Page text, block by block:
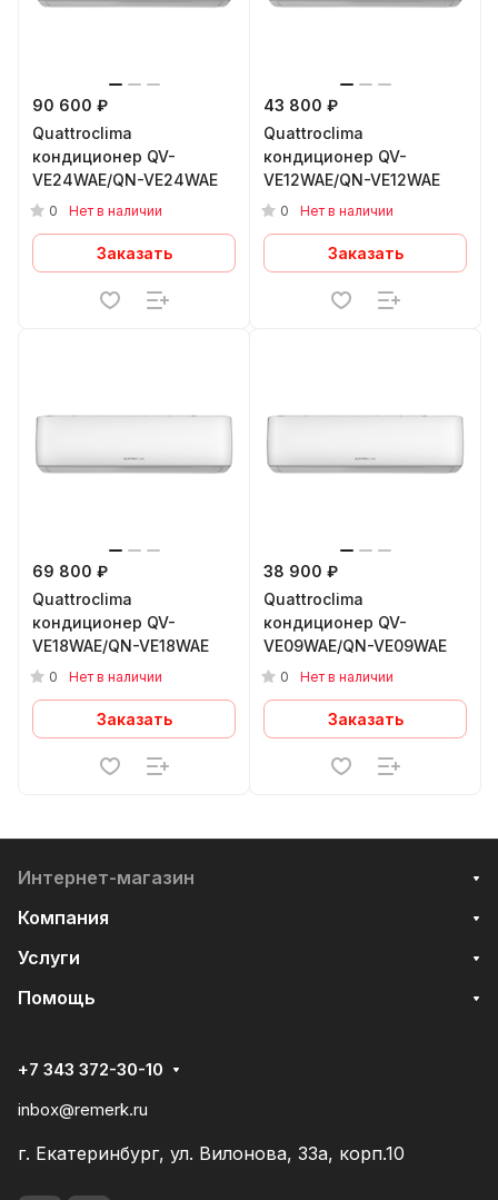
90 600 ₽
Quattroclima
кондиционер QV-
VE24WAE/QN-VE24WAE
0 Нет в наличии
Заказать
43 800 ₽
Quattroclima
кондиционер QV-
VE12WAE/QN-VE12WAE
0 Нет в наличии
Заказать
69 800 ₽
Quattroclima
кондиционер QV-
VE18WAE/QN-VE18WAE
0 Нет в наличии
Заказать
38 900 ₽
Quattroclima
кондиционер QV-
VE09WAE/QN-VE09WAE
0 Нет в наличии
Заказать
Интернет-магазин
Компания
Услуги
Помощь
+7 343 372-30-10
inbox@remerk.ru
г. Екатеринбург, ул. Вилонова, 33а, корп.10